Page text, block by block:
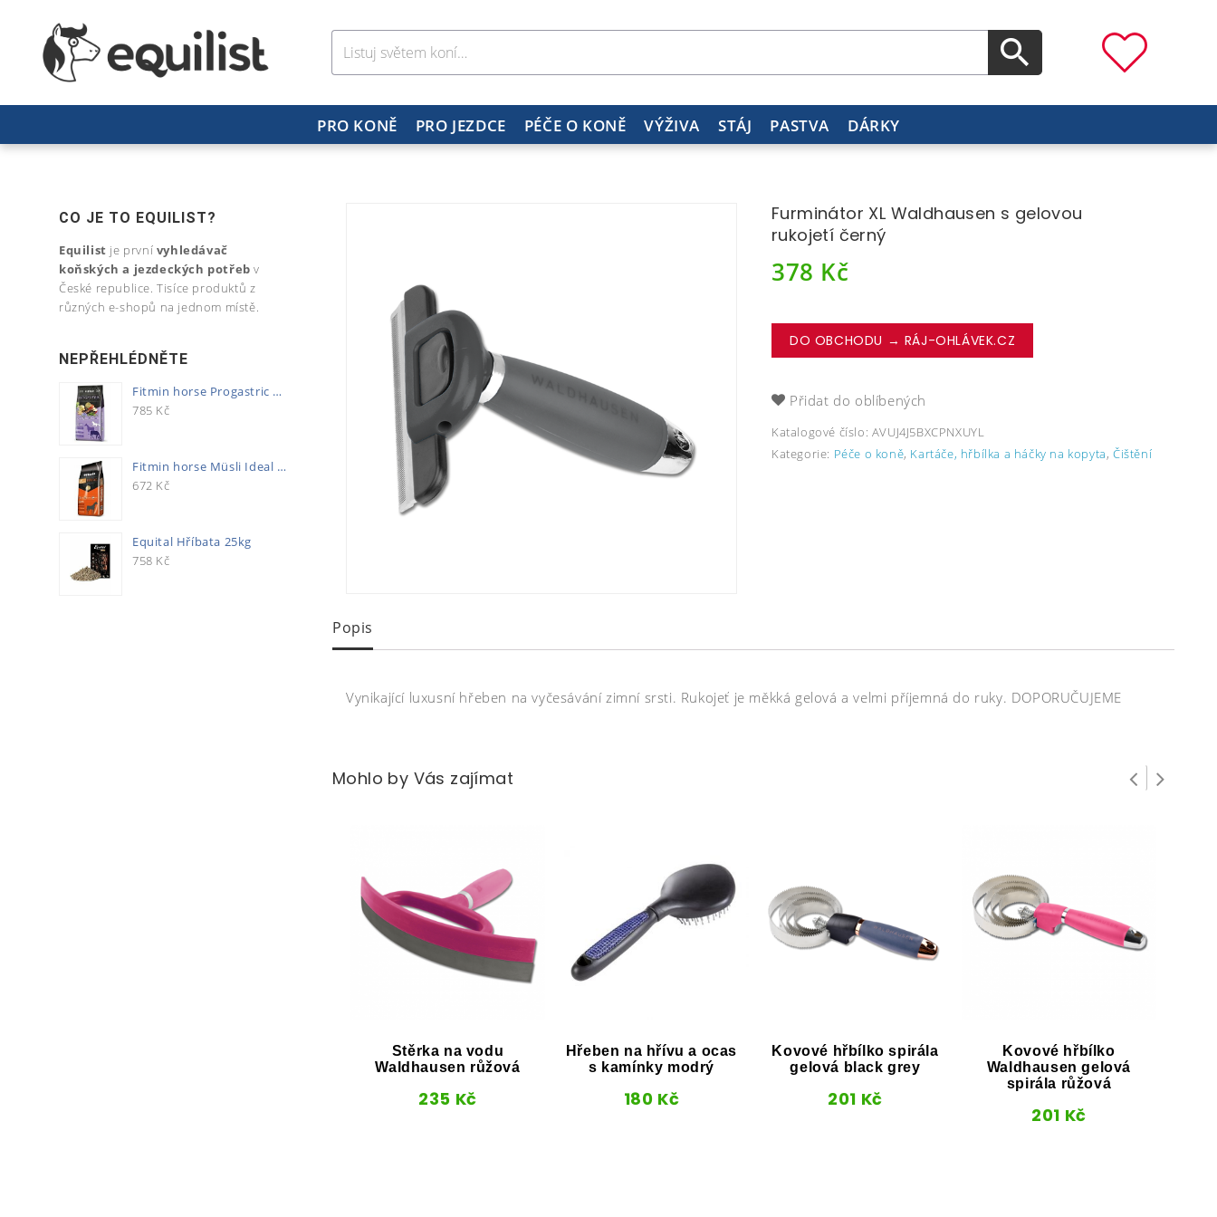
PRO KONĚ PRO JEZDCE PÉČE O KONĚ VÝŽIVA STÁJ PASTVA DÁRKY
Furminátor XL Waldhausen s gelovou
rukojetí černý
378 Kč
DO OBCHODU → RÁJ-OHLÁVEK.CZ
Přidat do oblíbených
Katalogové číslo: AVUJ4J5BXCPNXUYL
Kategorie: Péče o koně, Kartáče, hřbílka a háčky na kopyta,Čištění
Popis
Vynikající luxusní hřeben na vyčesávání zimní srsti. Rukojeť je měkká gelová a velmi příjemná do ruky. DOPORUČUJEME
Mohlo by Vás zajímat
Stěrka na vodu
Waldhausen růžová
235 Kč
Hřeben na hřívu a ocas
s kamínky modrý
180 Kč
Kovové hřbílko spirála
gelová black grey
201 Kč
Kovové hřbílko
Waldhausen gelová
spirála růžová
201 Kč
CO JE TO EQUILIST?
Equilist je první vyhledávač
koňských a jezdeckých potřeb v
České republice. Tisíce produktů z
různých e-shopů na jednom místě.
NEPŘEHLÉDNĚTE
Fitmin horse Progastric 20kg
785 Kč
Fitmin horse Müsli Ideal 20kg
672 Kč
Equital Hříbata 25kg
758 Kč